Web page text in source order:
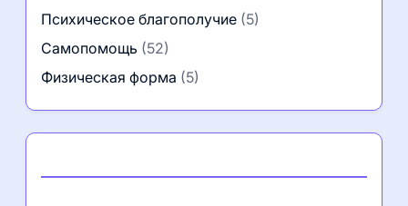
Психическое благополучие (5)
Самопомощь (52)
Физическая форма (5)